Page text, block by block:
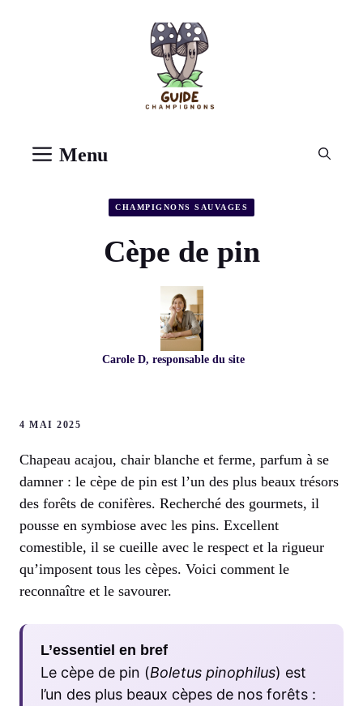
Menu
CHAMPIGNONS SAUVAGES
Cèpe de pin
Carole D, responsable du site
4 MAI 2025
Chapeau acajou, chair blanche et ferme, parfum à se
damner : le cèpe de pin est l’un des plus beaux trésors
des forêts de conifères. Recherché des gourmets, il
pousse en symbiose avec les pins. Excellent
comestible, il se cueille avec le respect et la rigueur
qu’imposent tous les cèpes. Voici comment le
reconnaître et le savourer.
L’essentiel en bref
Le cèpe de pin (Boletus pinophilus) est
l’un des plus beaux cèpes de nos forêts :